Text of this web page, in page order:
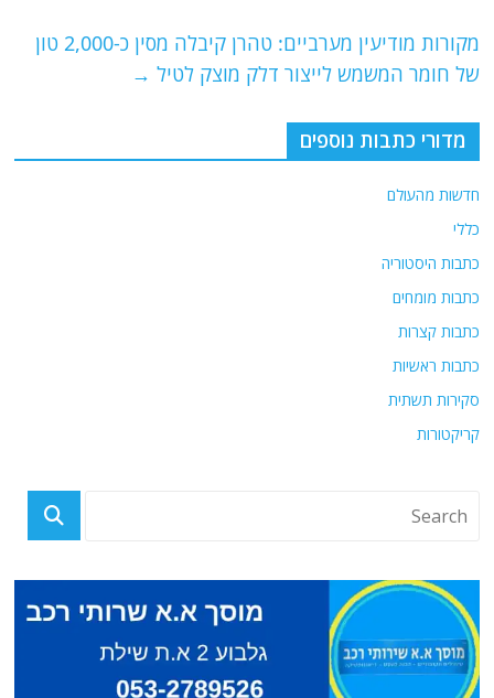
k
מקורות מודיעין מערביים: טהרן קיבלה מסין כ-2,000 טון
של חומר המשמש לייצור דלק מוצק לטיל →
מדורי כתבות נוספים
חדשות מהעולם
כללי
כתבות היסטוריה
כתבות מומחים
כתבות קצרות
כתבות ראשיות
סקירות תשתית
קריקטורות